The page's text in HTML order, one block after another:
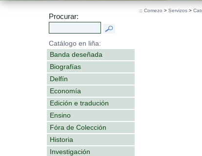
Procurar:
Catálogo en liña:
Banda deseñada
Biografías
Delfín
Economía
Edición e tradución
Ensino
Fóra de Colección
Historia
Investigación
:: Comezo > Servizos >